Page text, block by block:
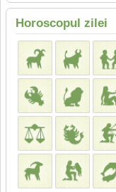
Horoscopul zilei